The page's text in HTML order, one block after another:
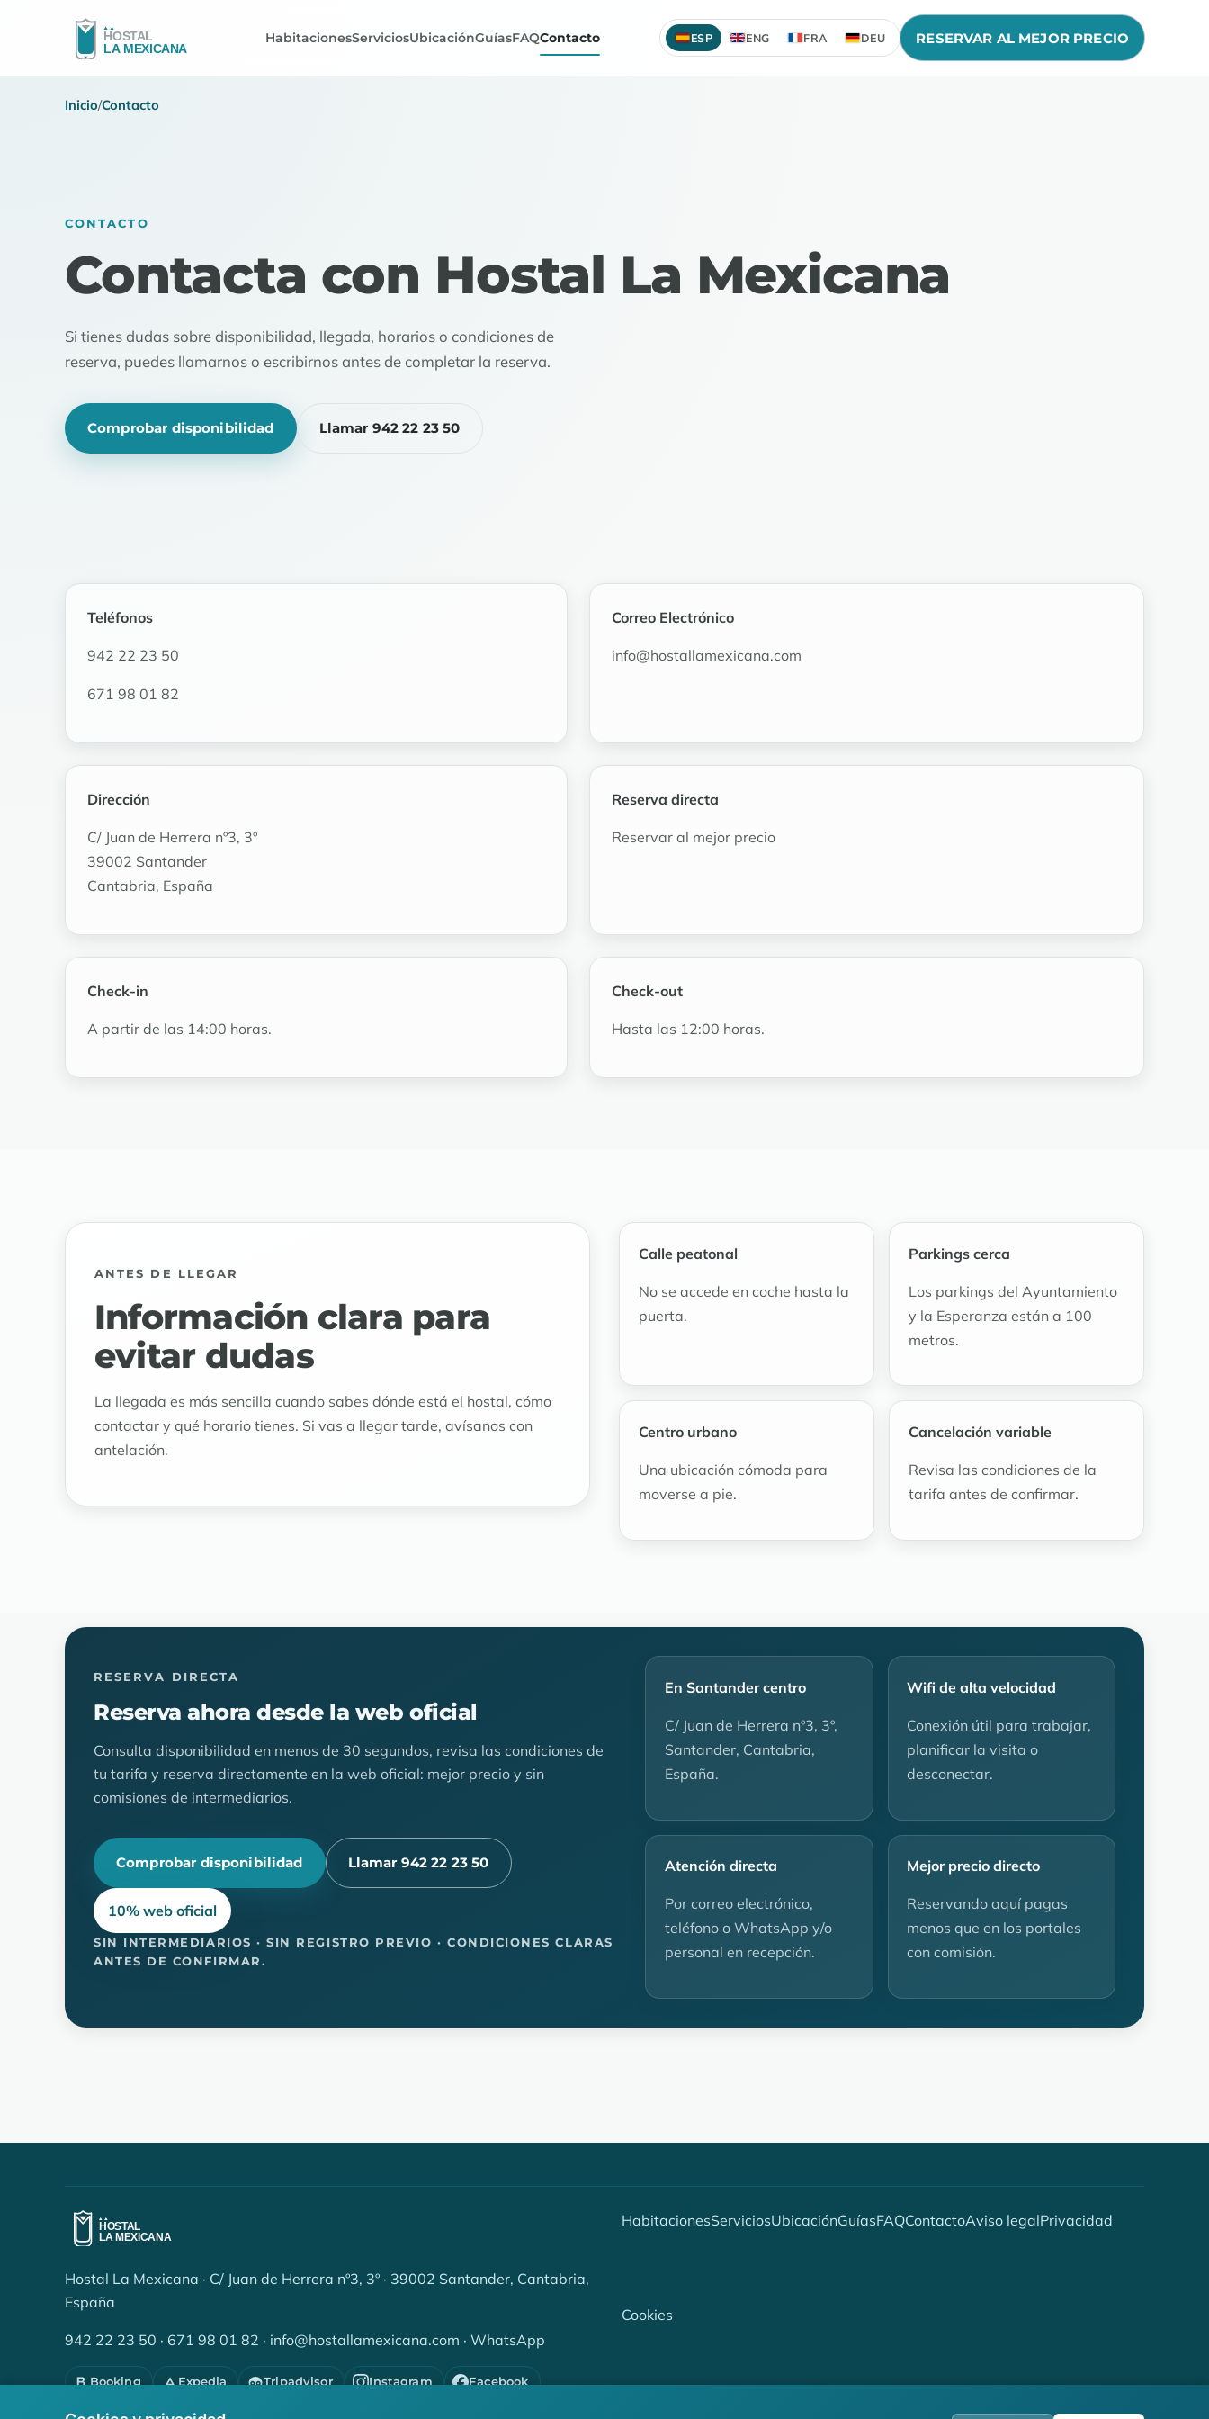
HabitacionesServiciosUbicaciónGuíasFAQContacto ESP ENG FRA DEU RESERVAR AL MEJOR PRECIO
Inicio/Contacto
CONTACTO
Contacta con Hostal La Mexicana
Si tienes dudas sobre disponibilidad, llegada, horarios o condiciones de
reserva, puedes llamarnos o escribirnos antes de completar la reserva.
Comprobar disponibilidad Llamar 942 22 23 50
Teléfonos
942 22 23 50
671 98 01 82
Correo Electrónico
info@hostallamexicana.com
Dirección
C/ Juan de Herrera nº3, 3º
39002 Santander
Cantabria, España
Reserva directa
Reservar al mejor precio
Check-in
A partir de las 14:00 horas.
Check-out
Hasta las 12:00 horas.
ANTES DE LLEGAR
Información clara para
evitar dudas
La llegada es más sencilla cuando sabes dónde está el hostal, cómo
contactar y qué horario tienes. Si vas a llegar tarde, avísanos con
antelación.
Calle peatonal
No se accede en coche hasta la
puerta.
Parkings cerca
Los parkings del Ayuntamiento
y la Esperanza están a 100
metros.
Centro urbano
Una ubicación cómoda para
moverse a pie.
Cancelación variable
Revisa las condiciones de la
tarifa antes de confirmar.
RESERVA DIRECTA
Reserva ahora desde la web oficial
Consulta disponibilidad en menos de 30 segundos, revisa las condiciones de
tu tarifa y reserva directamente en la web oficial: mejor precio y sin
comisiones de intermediarios.
Comprobar disponibilidad Llamar 942 22 23 50
10% web oficial
SIN INTERMEDIARIOS · SIN REGISTRO PREVIO · CONDICIONES CLARAS
ANTES DE CONFIRMAR.
En Santander centro
C/ Juan de Herrera nº3, 3º,
Santander, Cantabria,
España.
Wifi de alta velocidad
Conexión útil para trabajar,
planificar la visita o
desconectar.
Atención directa
Por correo electrónico,
teléfono o WhatsApp y/o
personal en recepción.
Mejor precio directo
Reservando aquí pagas
menos que en los portales
con comisión.
Hostal La Mexicana · C/ Juan de Herrera nº3, 3º · 39002 Santander, Cantabria,
España
942 22 23 50 · 671 98 01 82 · info@hostallamexicana.com · WhatsApp
Booking Expedia Tripadvisor Instagram Facebook
HabitacionesServiciosUbicaciónGuíasFAQContactoAviso legalPrivacidad
Cookies